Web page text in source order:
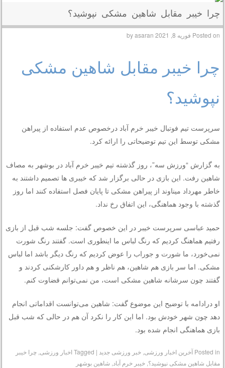
چرا خیبر مقابل شاهین مشکی نپوشید؟
Posted onفوریه 8, 2021 by
asaran
چرا خیبر مقابل شاهین مشکی
نپوشید؟
سرپرست تیم فوتبال خیبر خرم آباد درخصوص عدم استفاده از پیراهن
مشکی توسط این تیم توضیحاتی را ارائه کرد.
به گزارش “ورزش سه”، روز گذشته تیم خیبر خرم آباد در بوشهر به مصاف
شاهین رفت. این بازی در حالی برگزار شد که خیبری ها تصمیم داشتند به
خاطر مهرداد میناوند از پیراهن مشکی تا پایان فصل استفاده کنند اما روز
گذشته با وجود هماهنگی، این اتفاق رخ نداد.
حمید عباسی سرپرست خیبر در این خصوص گفت: جلسه شب قبل از بازی
رفتیم هماهنگ کردیم که رنگ لباس ما اینطوری است. گفتند رنگ شورت
نمی‌خورد، ما شورت و جوراب را عوض کردیم که رنگ دیگر باشد اما لباس
مشکی. اما سر بازی هم شاهین، هم ناظر و هم داور کارشکنی کردند و
گفتند چون سرشانه شاهین مشکی است، من نمی‌توانم قضاوت کنم.
او درادامه با توضیح این موضوع گفت: شاهین می‌توانست اقداماتی انجام
دهد چون شهر خودش بود. اما این کار را نکرد آن هم در حالی که شب قبل
بازی هماهنگی انجام شده بود.
Posted inآخرین اخبار ورزشی,خبر ورزشی جدید|
Taggedاخبار ورزشی,چرا خیبر
مقابل شاهین مشکی نپوشید؟,خیبر خرم آباد,شاهین بوشهر